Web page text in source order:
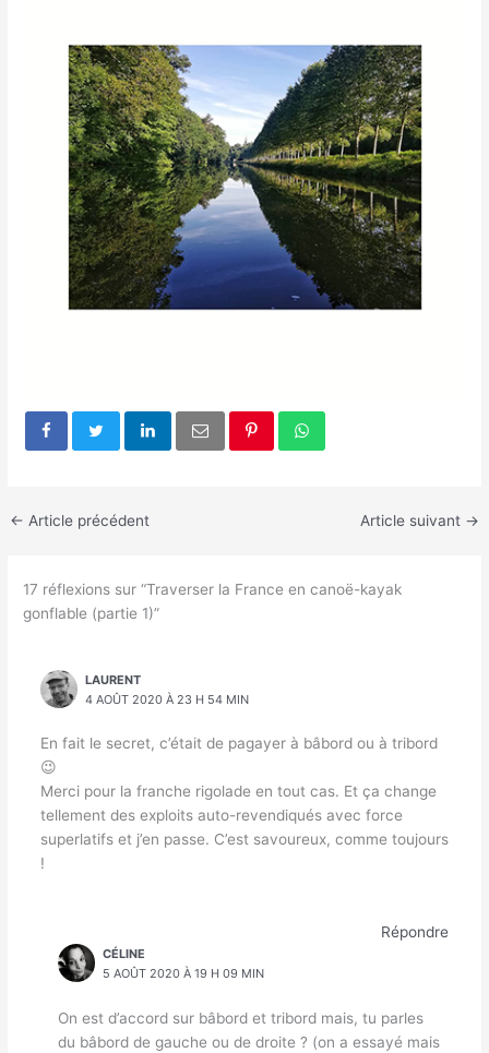
← Article précédent Article suivant →
17 réflexions sur “Traverser la France en canoë-kayak
gonflable (partie 1)”
LAURENT
4 AOÛT 2020 À 23 H 54 MIN
En fait le secret, c’était de pagayer à bâbord ou à tribord
😉
Merci pour la franche rigolade en tout cas. Et ça change
tellement des exploits auto-revendiqués avec force
superlatifs et j’en passe. C’est savoureux, comme toujours
!
Répondre
CÉLINE
5 AOÛT 2020 À 19 H 09 MIN
On est d’accord sur bâbord et tribord mais, tu parles
du bâbord de gauche ou de droite ? (on a essayé mais